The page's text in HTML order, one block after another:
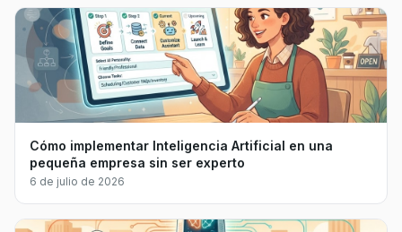
Cómo implementar Inteligencia Artificial en una
pequeña empresa sin ser experto
6 de julio de 2026